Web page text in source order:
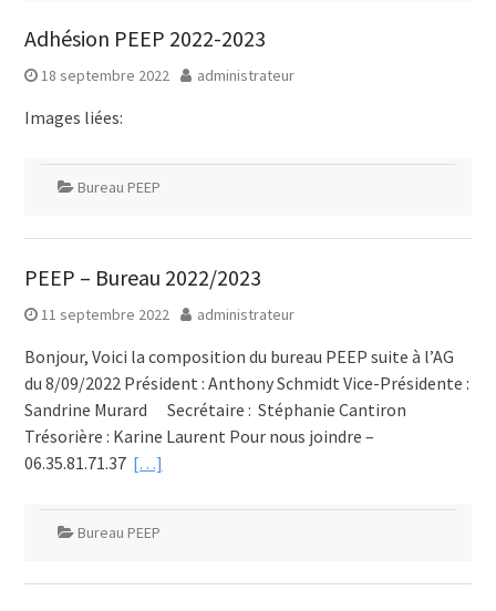
Adhésion PEEP 2022-2023
18 septembre 2022 administrateur
Images liées:
Bureau PEEP
PEEP – Bureau 2022/2023
11 septembre 2022 administrateur
Bonjour, Voici la composition du bureau PEEP suite à l’AG
du 8/09/2022 Président : Anthony Schmidt Vice-Présidente :
Sandrine Murard Secrétaire : Stéphanie Cantiron
Trésorière : Karine Laurent Pour nous joindre –
06.35.81.71.37 […]
Bureau PEEP